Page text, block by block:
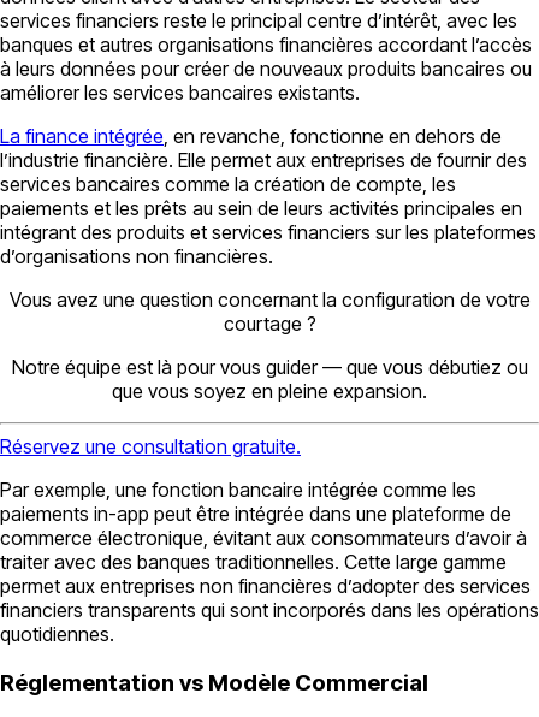
services financiers reste le principal centre d’intérêt, avec les
banques et autres organisations financières accordant l’accès
à leurs données pour créer de nouveaux produits bancaires ou
améliorer les services bancaires existants.
La finance intégrée , en revanche, fonctionne en dehors de
l’industrie financière. Elle permet aux entreprises de fournir des
services bancaires comme la création de compte, les
paiements et les prêts au sein de leurs activités principales en
intégrant des produits et services financiers sur les plateformes
d’organisations non financières.
Vous avez une question concernant la configuration de votre
courtage ?
Notre équipe est là pour vous guider — que vous débutiez ou
que vous soyez en pleine expansion.
Réservez une consultation gratuite.
Par exemple, une fonction bancaire intégrée comme les
paiements in-app peut être intégrée dans une plateforme de
commerce électronique, évitant aux consommateurs d’avoir à
traiter avec des banques traditionnelles. Cette large gamme
permet aux entreprises non financières d’adopter des services
financiers transparents qui sont incorporés dans les opérations
quotidiennes.
Réglementation vs Modèle Commercial